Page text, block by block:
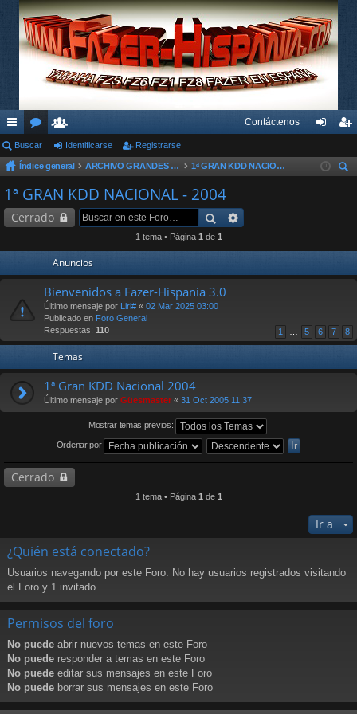
nl
ac
es
rá
or
os
su
ari
os
Contáctenos
nti ist
Buscar Identificarse Registrarse
Índice general ARCHIVO GRANDES KDD´s Y OTROS EVENTOS
1ª GRAN KDD NACIONAL - 2004
1ª GRAN KDD NACIONAL - 2004
Cerrado
1 tema • Página 1 de 1
Anuncios
Bienvenidos a Fazer-Hispania 3.0
Último mensaje por Liri# « 02 Mar 2025 03:00
Publicado en Foro General
Respuestas: 110 1 5 6 7 8
Temas
1ª Gran KDD Nacional 2004
Último mensaje por Güesmaster « 31 Oct 2005 11:37
Mostrar temas previos:
Ordenar por
Cerrado
1 tema • Página 1 de 1
Ir a
¿Quién está conectado?
Usuarios navegando por este Foro: No hay usuarios registrados visitando
el Foro y 1 invitado
Permisos del foro
No puede abrir nuevos temas en este Foro
No puede responder a temas en este Foro
No puede editar sus mensajes en este Foro
No puede borrar sus mensajes en este Foro